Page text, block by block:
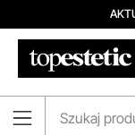
Porady
indywidualnej